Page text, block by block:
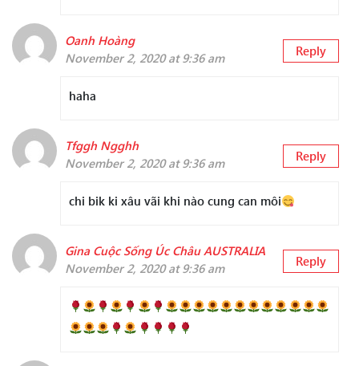
Oanh Hoàng
November 2, 2020 at 9:36 am
Reply
haha
Tfggh Ngghh
November 2, 2020 at 9:36 am
Reply
chi bik ki xâu vãi khi nào cung can môi
Gina Cuộc Sống Úc Châu AUSTRALIA
November 2, 2020 at 9:36 am
Reply